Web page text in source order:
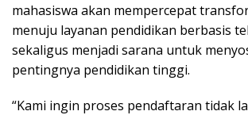
mahasiswa akan mempercepat
menuju layanan pendidikan berbasis
sekaligus menjadi sarana untuk
pentingnya pendidikan tinggi.
“Kami ingin proses pendaftaran tidak